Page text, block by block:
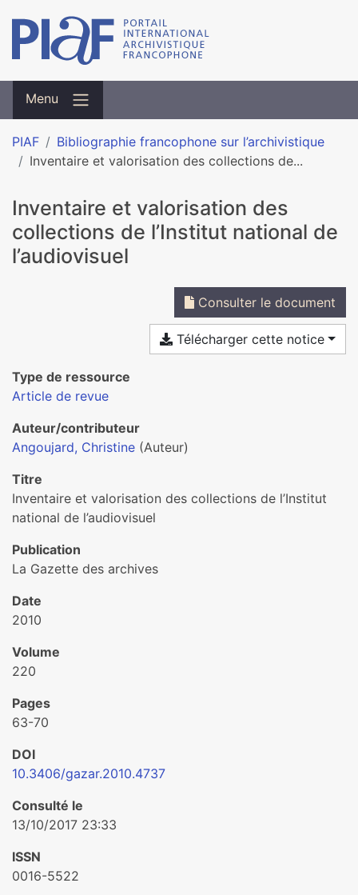
Menu
PIAF
Bibliographie francophone sur l’archivistique
Inventaire et valorisation des collections de...
Inventaire et valorisation des
collections de l’Institut national de
l’audiovisuel
Consulter le document
Télécharger cette notice
Type de ressource
Article de revue
Auteur/contributeur
Angoujard, Christine (Auteur)
Titre
Inventaire et valorisation des collections de l’Institut
national de l’audiovisuel
Publication
La Gazette des archives
Date
2010
Volume
220
Pages
63-70
DOI
10.3406/gazar.2010.4737
Consulté le
13/10/2017 23:33
ISSN
0016-5522